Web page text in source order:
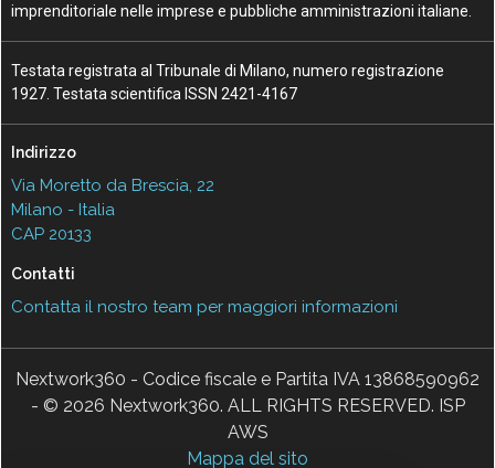
imprenditoriale nelle imprese e pubbliche amministrazioni italiane.
Testata registrata al Tribunale di Milano, numero registrazione
1927. Testata scientifica ISSN 2421-4167
Indirizzo
Via Moretto da Brescia, 22
Milano - Italia
CAP 20133
Contatti
Contatta il nostro team per maggiori informazioni
Nextwork360 - Codice fiscale e Partita IVA 13868590962
- © 2026 Nextwork360. ALL RIGHTS RESERVED. ISP
AWS
Mappa del sito